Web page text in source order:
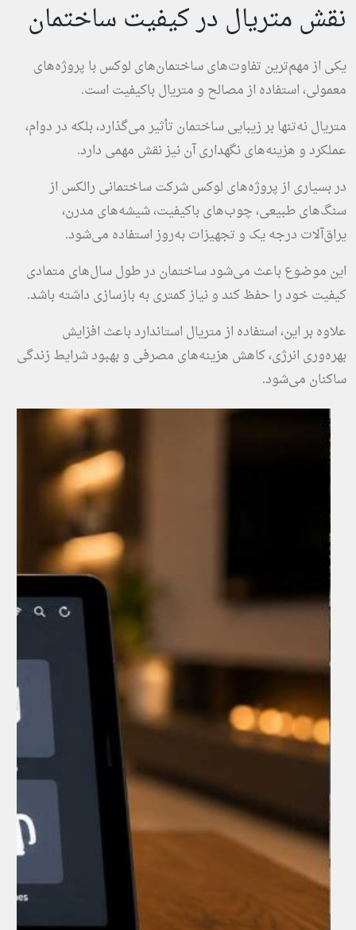
نقش متریال در کیفیت ساختمان
یکی از مهم‌ترین تفاوت‌های ساختمان‌های لوکس با پروژه‌های
معمولی، استفاده از مصالح و متریال باکیفیت است.
متریال نه‌تنها بر زیبایی ساختمان تأثیر می‌گذارد، بلکه در دوام،
عملکرد و هزینه‌های نگهداری آن نیز نقش مهمی دارد.
در بسیاری از پروژه‌های لوکس شرکت ساختمانی رالکس از
سنگ‌های طبیعی، چوب‌های باکیفیت، شیشه‌های مدرن،
یراق‌آلات درجه یک و تجهیزات به‌روز استفاده می‌شود.
این موضوع باعث می‌شود ساختمان در طول سال‌های متمادی
کیفیت خود را حفظ کند و نیاز کمتری به بازسازی داشته باشد.
علاوه بر این، استفاده از متریال استاندارد باعث افزایش
بهره‌وری انرژی، کاهش هزینه‌های مصرفی و بهبود شرایط زندگی
ساکنان می‌شود.